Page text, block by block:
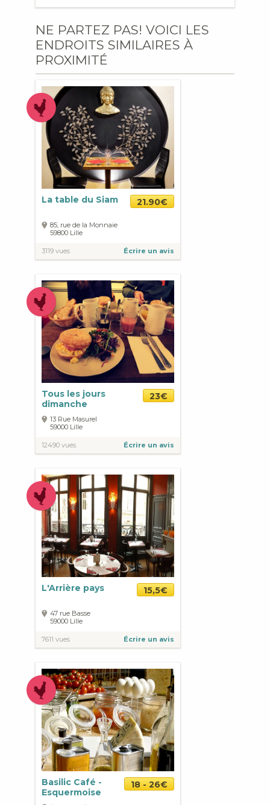
NE PARTEZ PAS! VOICI LES
ENDROITS SIMILAIRES À
PROXIMITÉ
La table du Siam 21.90€
85, rue de la Monnaie
59800 Lille
3119 vues Écrire un avis
Tous les jours
dimanche
23€
13 Rue Masurel
59000 Lille
12490 vues Écrire un avis
L'Arrière pays 15,5€
47 rue Basse
59000 Lille
7611 vues Écrire un avis
Basilic Café -
Esquermoise
18 - 26€